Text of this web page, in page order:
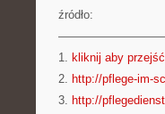
źródło:
1. kliknij aby przejść
2. http://pflege-im-
3. http://